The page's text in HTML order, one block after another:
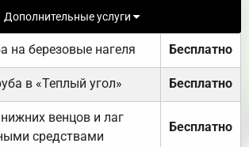
Дополнительные услуги
на березовые нагеля Бесплатно
в «Теплый угол» Бесплатно
венцов и лаг
средствами
Бесплатно